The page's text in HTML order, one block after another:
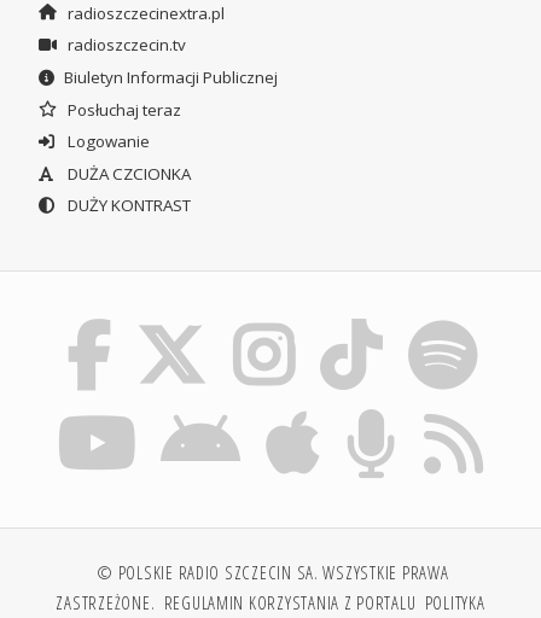
radioszczecinextra.pl
radioszczecin.tv
Biuletyn Informacji Publicznej
Posłuchaj teraz
Logowanie
DUŻA CZCIONKA
DUŻY KONTRAST
© POLSKIE RADIO SZCZECIN SA. WSZYSTKIE PRAWA
ZASTRZEŻONE. REGULAMIN KORZYSTANIA Z PORTALU POLITYKA